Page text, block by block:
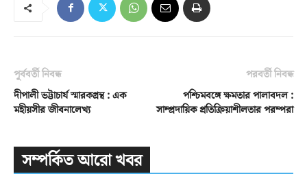
পূর্ববর্তী নিবন্ধ
দীপালী ভট্টাচার্য স্মারকগ্রন্থ : এক
মহীয়সীর জীবনালেখ্য
পরবর্তী নিবন্ধ
পশ্চিমবঙ্গে ক্ষমতার পালাবদল :
সাম্প্রদায়িক প্রতিক্রিয়াশীলতার পরম্পরা
সম্পর্কিত আরো খবর